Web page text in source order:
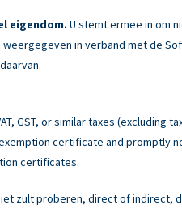
eigendom. U stemt ermee in om
in verband met de
GST, or similar taxes (excluding
certificate and promptly
certificates.
zult proberen, direct of indirect,